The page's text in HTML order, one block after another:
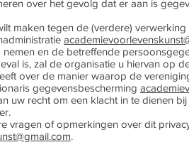
over het gevolg dat er aan is
tegen de (verdere) verwerking
en de betreffende
is, zal de organisatie u hiervan op
over de manier waarop de
gegevensbescherming
uw recht om een klacht in te dienen
of opmerkingen over dit
.